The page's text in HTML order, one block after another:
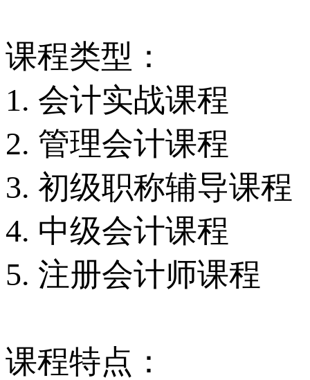
课程类型：
1. 会计实战课程
2. 管理会计课程
3. 初级职称辅导课程
4. 中级会计课程
5. 注册会计师课程
课程特点：